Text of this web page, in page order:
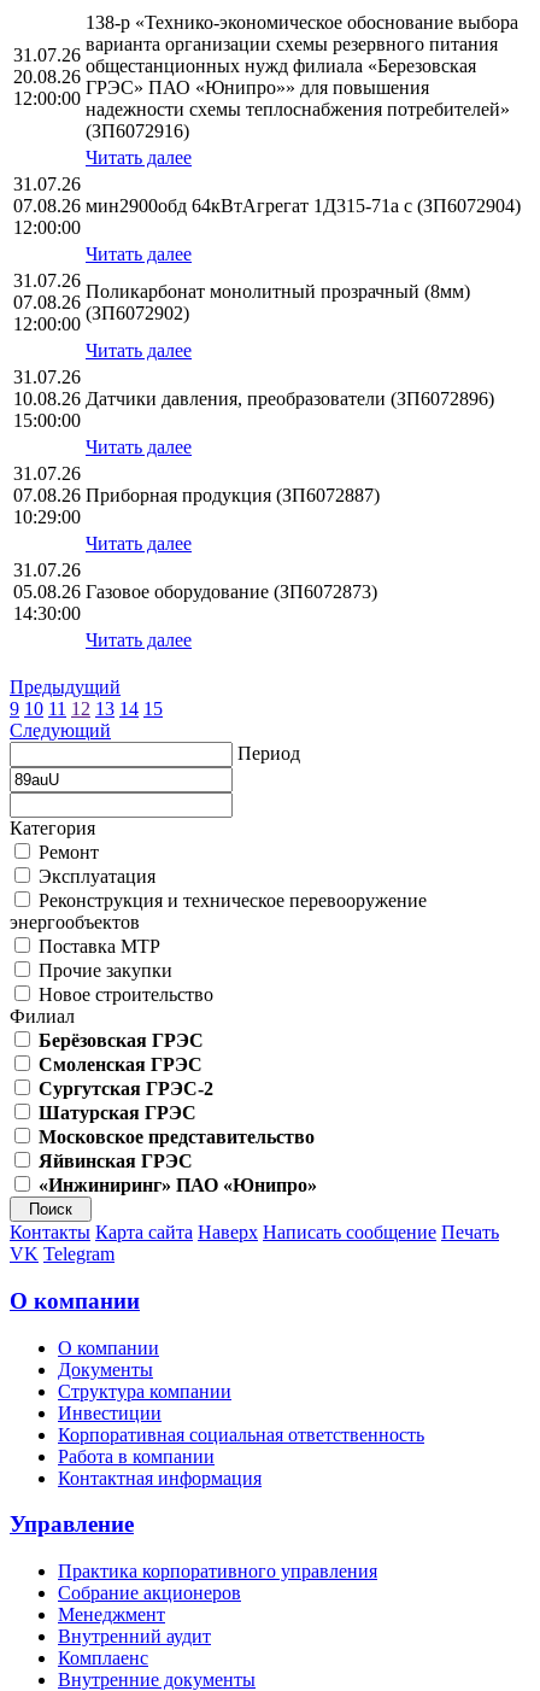
31.07.26
20.08.26
12:00:00
138-р «Технико-экономическое обоснование выбора
варианта организации схемы резервного питания
общестанционных нужд филиала «Березовская
ГРЭС» ПАО «Юнипро»» для повышения
надежности схемы теплоснабжения потребителей»
(ЗП6072916)
Читать далее
31.07.26
07.08.26
12:00:00
мин2900обд 64кВтАгрегат 1Д315-71а с (ЗП6072904)
Читать далее
31.07.26
07.08.26
12:00:00
Поликарбонат монолитный прозрачный (8мм)
(ЗП6072902)
Читать далее
31.07.26
10.08.26
15:00:00
Датчики давления, преобразователи (ЗП6072896)
Читать далее
31.07.26
07.08.26
10:29:00
Приборная продукция (ЗП6072887)
Читать далее
31.07.26
05.08.26
14:30:00
Газовое оборудование (ЗП6072873)
Читать далее
Предыдущий
9 10 11 12 13 14 15
Следующий
Период
Категория
Ремонт
Эксплуатация
Реконструкция и техническое перевооружение
энергообъектов
Поставка МТР
Прочие закупки
Новое строительство
Филиал
Берёзовская ГРЭС
Смоленская ГРЭС
Сургутская ГРЭС-2
Шатурская ГРЭС
Московское представительство
Яйвинская ГРЭС
«Инжиниринг» ПАО «Юнипро»
Контакты Карта сайта Наверх Написать сообщение Печать
VK Telegram
О компании
О компании
Документы
Структура компании
Инвестиции
Корпоративная социальная ответственность
Работа в компании
Контактная информация
Управление
Практика корпоративного управления
Собрание акционеров
Менеджмент
Внутренний аудит
Комплаенс
Внутренние документы